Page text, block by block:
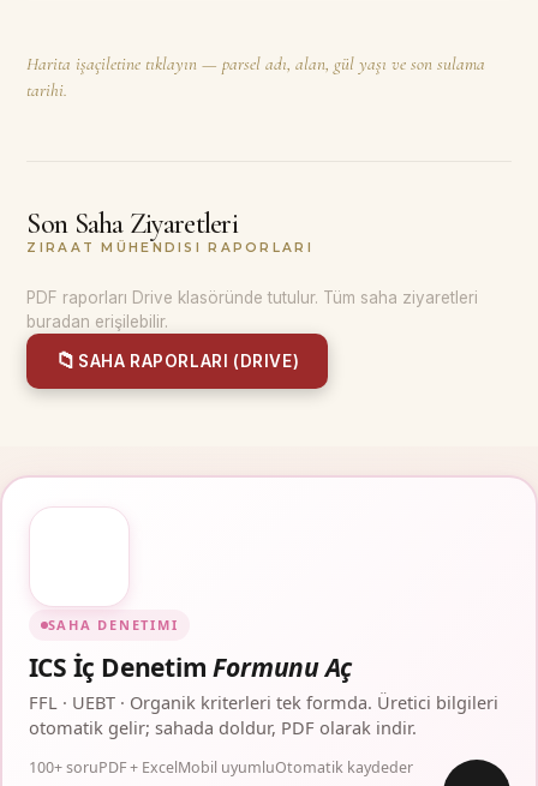
Harita işaçiletine tıklayın — parsel adı, alan, gül yaşı ve son sulama
tarihi.
Son Saha Ziyaretleri
ZIRAAT MÜHENDISI RAPORLARI
PDF raporları Drive klasöründe tutulur. Tüm saha ziyaretleri
buradan erişilebilir.
📁 SAHA RAPORLARI (DRIVE)
SAHA DENETIMI
ICS İç DenetimFormunu Aç
FFL · UEBT · Organik kriterleri tek formda. Üretici bilgileri
otomatik gelir; sahada doldur, PDF olarak indir.
100+ soruPDF + ExcelMobil uyumluOtomatik kaydeder